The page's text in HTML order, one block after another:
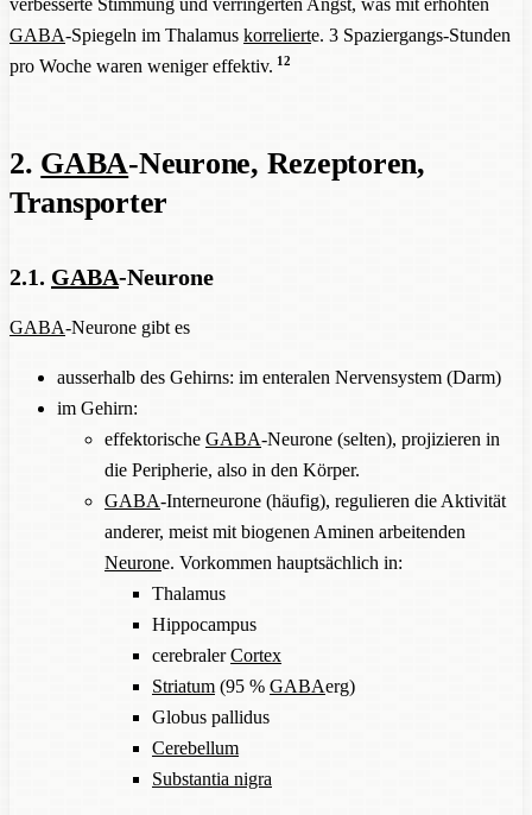
verbesserte Stimmung und verringerten Angst, was mit erhöhten
GABA-Spiegeln im Thalamus korrelierte. 3 Spaziergangs-Stunden
pro Woche waren weniger effektiv. 12
2. GABA-Neurone, Rezeptoren,
Transporter
2.1. GABA-Neurone
GABA-Neurone gibt es
ausserhalb des Gehirns: im enteralen Nervensystem (Darm)
im Gehirn:
effektorische GABA-Neurone (selten), projizieren in
die Peripherie, also in den Körper.
GABA-Interneurone (häufig), regulieren die Aktivität
anderer, meist mit biogenen Aminen arbeitenden
Neurone. Vorkommen hauptsächlich in:
Thalamus
Hippocampus
cerebralerCortex
Striatum (95 % GABAerg)
Globus pallidus
Cerebellum
Substantia nigra